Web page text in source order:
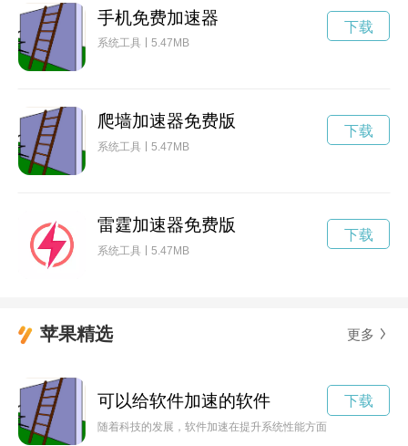
手机免费加速器
系统工具 5.47MB
下载
爬墙加速器免费版
系统工具 5.47MB
下载
雷霆加速器免费版
系统工具 5.47MB
下载
苹果精选 更多
可以给软件加速的软件
随着科技的发展，软件加速在提升系统性能方面发挥着越来越
下载